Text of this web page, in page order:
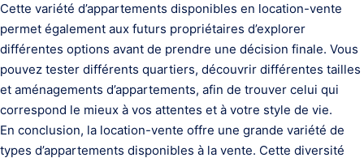
Cette variété d’appartements disponibles en location-vente
permet également aux futurs propriétaires d’explorer
différentes options avant de prendre une décision finale. Vous
pouvez tester différents quartiers, découvrir différentes tailles
et aménagements d’appartements, afin de trouver celui qui
correspond le mieux à vos attentes et à votre style de vie.
En conclusion, la location-vente offre une grande variété de
types d’appartements disponibles à la vente. Cette diversité